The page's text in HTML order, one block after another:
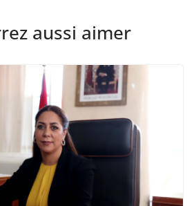
aussi aimer